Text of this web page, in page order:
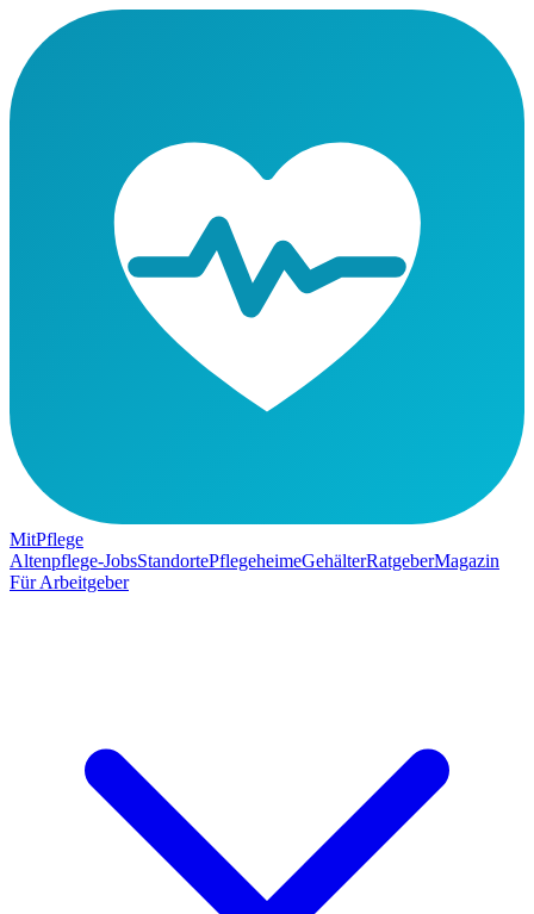
MitPflege
Altenpflege-JobsStandortePflegeheimeGehälterRatgeberMagazin
Für Arbeitgeber